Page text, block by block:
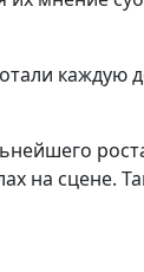
на сцене.